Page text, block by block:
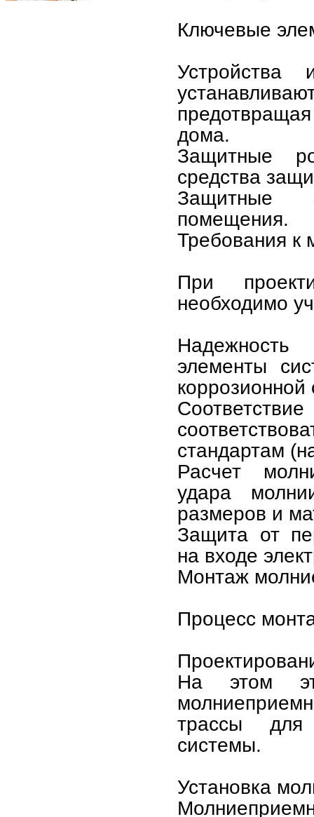
Ключевые
Устройства
дома.
Защитные
средства
Защитные
помещения.
Требования к
При
необходимо
элементы
коррозионной
стандартам
Расчет
удара
размеров и
Защита от
на входе
Монтаж
Процесс
На этом
трассы для
системы.
Установка